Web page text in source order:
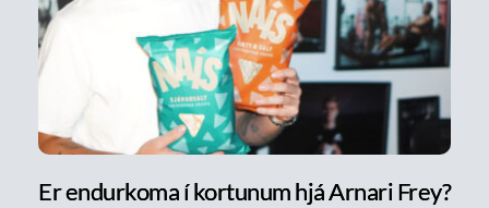
Er endurkoma í kortunum hjá Arnari Frey?